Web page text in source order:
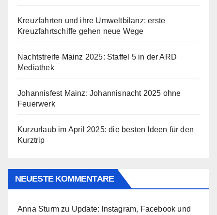
Kreuzfahrten und ihre Umweltbilanz: erste
Kreuzfahrtschiffe gehen neue Wege
Nachtstreife Mainz 2025: Staffel 5 in der ARD
Mediathek
Johannisfest Mainz: Johannisnacht 2025 ohne
Feuerwerk
Kurzurlaub im April 2025: die besten Ideen für den
Kurztrip
NEUESTE KOMMENTARE
Anna Sturm zu Update: Instagram, Facebook und